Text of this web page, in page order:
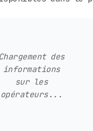
Chargement des
informations
sur les
opérateurs...